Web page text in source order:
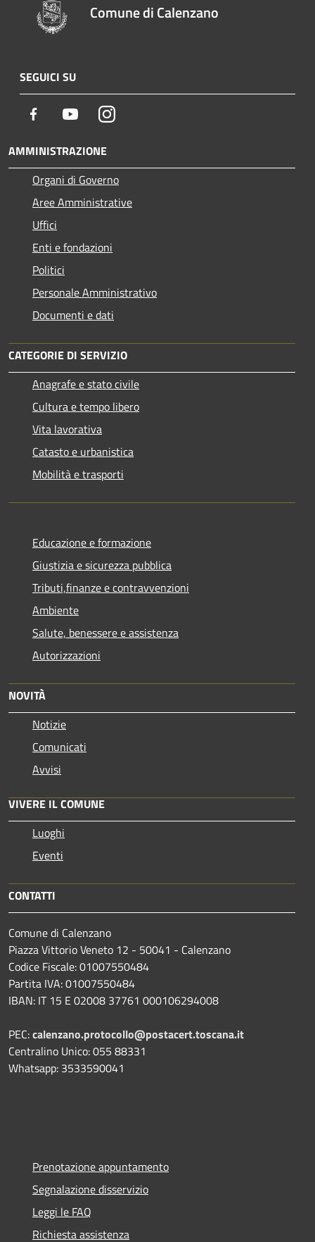
Comune di Calenzano
SEGUICI SU
Facebook YoutubeInstagram
AMMINISTRAZIONE
Organi di Governo
Aree Amministrative
Uffici
Enti e fondazioni
Politici
Personale Amministrativo
Documenti e dati
CATEGORIE DI SERVIZIO
Anagrafe e stato civile
Cultura e tempo libero
Vita lavorativa
Catasto e urbanistica
Mobilità e trasporti
Educazione e formazione
Giustizia e sicurezza pubblica
Tributi,finanze e contravvenzioni
Ambiente
Salute, benessere e assistenza
Autorizzazioni
NOVITÀ
Notizie
Comunicati
Avvisi
VIVERE IL COMUNE
Luoghi
Eventi
CONTATTI
Comune di Calenzano
Piazza Vittorio Veneto 12 - 50041 - Calenzano
Codice Fiscale: 01007550484
Partita IVA: 01007550484
IBAN: IT 15 E 02008 37761 000106294008
PEC:calenzano.protocollo@postacert.toscana.it
Centralino Unico: 055 88331
Whatsapp: 3533590041
Prenotazione appuntamento
Segnalazione disservizio
Leggi le FAQ
Richiesta assistenza